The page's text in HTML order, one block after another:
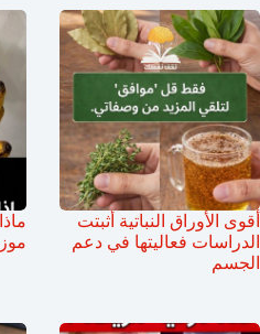
أقوى الأوراق النباتية أثبتت
الدراسات فعاليتها في دعم
الجسم